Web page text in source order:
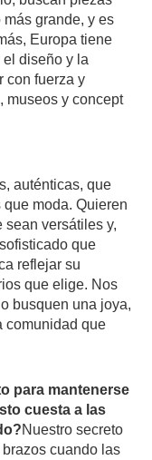
grande, y es
Europa tiene
diseño y la
con fuerza y
museos y concept
auténticas, que
moda. Quieren
sean versátiles y,
que
reflejar su
que elige. Nos
busquen una joya,
comunidad que
para mantenerse
cuesta a las
Nuestro secreto
cuando las